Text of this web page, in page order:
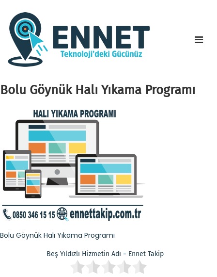
Bolu Göynük Halı Yıkama Programı
Bolu Göynük Halı Yıkama Programı
Beş Yıldızlı Hizmetin Adı = Ennet Takip